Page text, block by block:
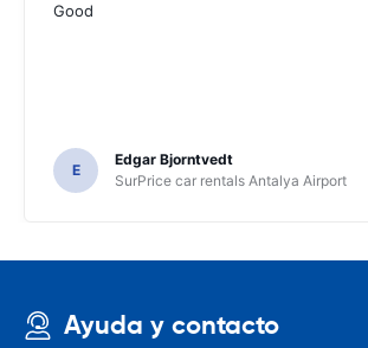
Good
E
Edgar Bjorntvedt
SurPrice car rentals Antalya Airport
Ayuda y contacto